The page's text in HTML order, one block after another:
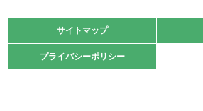
緑ケ丘体育館
2021.10.23
卓球選手権大会ラージボールの部開催☆
サイトマップ
プライバシーポリシー
サイトマップ
プライバシーポリシー